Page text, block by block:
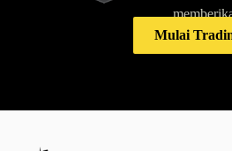
kuat
Mulai